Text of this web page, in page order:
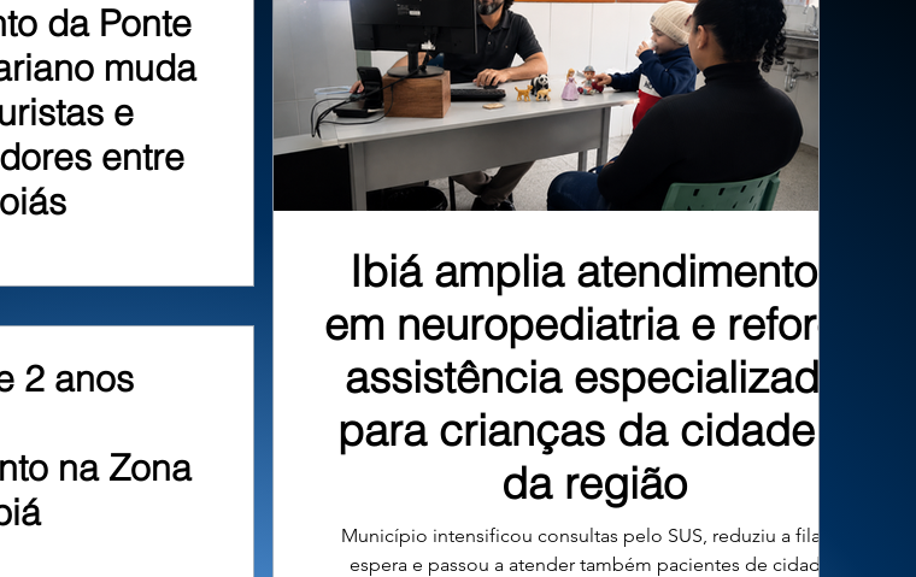
da Ponte
muda
e
entre
2 anos
na Zona
Ibiá amplia atendimentos
em neuropediatria e reforça
assistência especializada
para crianças da cidade e
da região
Município intensificou consultas pelo SUS, reduziu a fila de
espera e passou a atender também pacientes de cidades